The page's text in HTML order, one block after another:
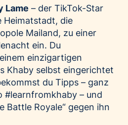
Lame – der TikTok-Star
Heimatstadt, die
Mailand, zu einer
ein. Du
einzigartigen
Khaby selbst eingerichtet
du Tipps – ganz
#learnfromkhaby – und
Battle Royale“ gegen ihn